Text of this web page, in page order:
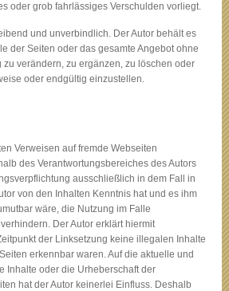
oder grob fahrlässiges Verschulden vorliegt.
und unverbindlich. Der Autor behält es
der Seiten oder das gesamte Angebot ohne
verändern, zu ergänzen, zu löschen oder
oder endgültig einzustellen.
Verweisen auf fremde Webseiten
des Verantwortungsbereiches des Autors
ausschließlich in dem Fall in
von den Inhalten Kenntnis hat und es ihm
wäre, die Nutzung im Falle
Der Autor erklärt hiermit
der Linksetzung keine illegalen Inhalte
erkennbar waren. Auf die aktuelle und
Inhalte oder die Urheberschaft der
hat der Autor keinerlei Einfluss. Deshalb